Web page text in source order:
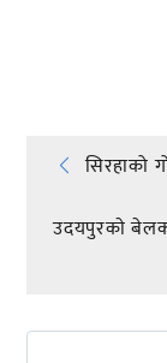
Post
सिरहाको
उदयपुरकाे